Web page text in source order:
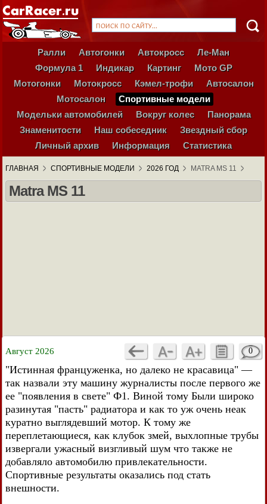
Ралли Автогонки Автокросс
Ле-Ман
Формула 1
Индикар Картинг
Мото GP
Мотогонки
Мотокросс Кэмел-трофи
Автосалон
Мотосалон
Спортивные модели
Модельки автомобилей
Вокруг колес
Панорама
Знаменитости
Наш собеседник
Звездный сбор
Личный архив
Информация Статистика
ГЛАВНАЯ СПОРТИВНЫЕ МОДЕЛИ 2026 ГОД MATRA MS 11
Matra MS 11
Август 2026 0
"Истинная француженка, но далеко не красавица" —
так назвали эту машину журналисты после первого же
ее "появления в свете" Ф1. Виной тому Были широко
разинутая "пасть" радиатора и как то уж очень неак
куратно выглядевший мотор. К тому же
переплетающиеся, как клубок змей, выхлопные трубы
извергали ужасный визгливый шум что также не
добавляло автомобилю привлекательности.
Спортивные результаты оказались под стать
внешности.